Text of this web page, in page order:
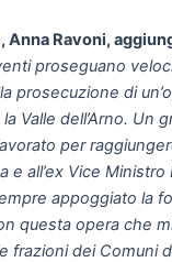
Anna Ravoni,
proseguano
prosecuzione di
Valle dell’Arno. Un
per
e all’ex Vice
appoggiato la
questa opera che
frazioni dei Comuni